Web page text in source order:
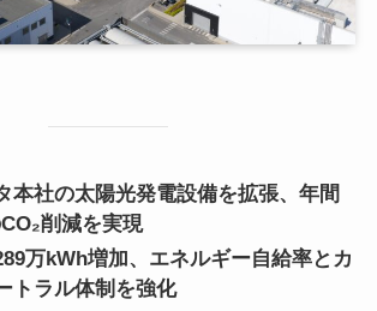
本社の太陽光発電設備を拡張、年間
削減を実現
万kWh増加、エネルギー自給率とカ
トラル体制を強化